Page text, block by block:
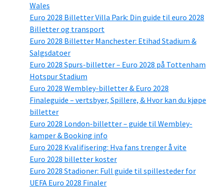
Wales
Euro 2028 Billetter Villa Park: Din guide til euro 2028
Billetter og transport
Euro 2028 Billetter Manchester: Etihad Stadium &
Salgsdatoer
Euro 2028 Spurs-billetter – Euro 2028 på Tottenham
Hotspur Stadium
Euro 2028 Wembley-billetter & Euro 2028
Finaleguide – vertsbyer, Spillere, & Hvor kan du kjøpe
billetter
Euro 2028 London-billetter – guide til Wembley-
kamper & Booking info
Euro 2028 Kvalifisering: Hva fans trenger å vite
Euro 2028 billetter koster
Euro 2028 Stadioner: Full guide til spillesteder for
UEFA Euro 2028 Finaler